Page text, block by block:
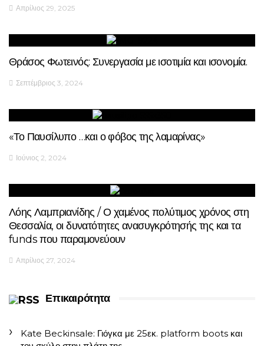
Απρίλιος 29, 2025
Θράσος Φωτεινός: Συνεργασία με ισοτιμία και ισονομία.
Σεπτέμβριος 3, 2024
«Το Παυσίλυπο …και ο φόβος της λαμαρίνας»
Ιούνιος 2, 2024
Λόης Λαμπριανίδης / Ο χαμένος πολύτιμος χρόνος στη
Θεσσαλία, οι δυνατότητες ανασυγκρότησής της και τα
funds που παραμονεύουν
Απρίλιος 27, 2024
Επικαιρότητα
Kate Beckinsale: Γιόγκα με 25εκ. platform boots και